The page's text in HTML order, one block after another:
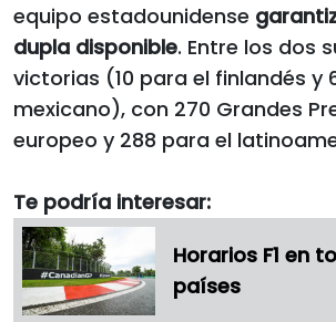
equipo estadounidense
dupla disponible. Entre los dos
victorias (10 para el finlandés y
mexicano), con 270 Grandes
europeo y 288 para el
Te podría interesar:
Horarios F1 en
países